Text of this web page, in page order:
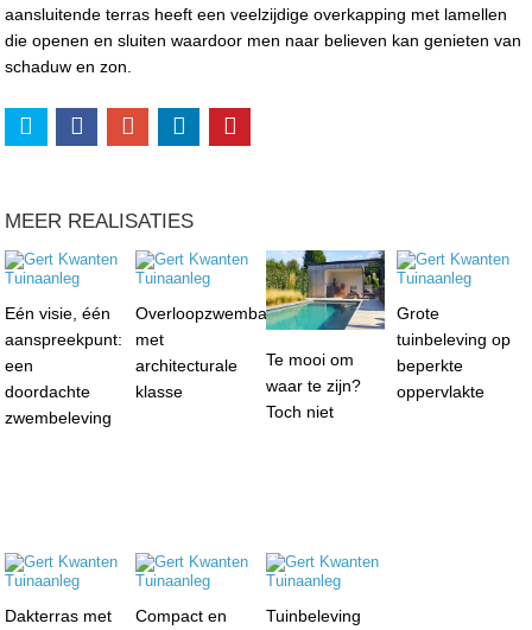
aansluitende terras heeft een veelzijdige overkapping met lamellen
die openen en sluiten waardoor men naar believen kan genieten van
schaduw en zon.
MEER REALISATIES
Eén visie, één
aanspreekpunt:
een
doordachte
zwembeleving
Overloopzwembad
met
architecturale
klasse
Te mooi om
waar te zijn?
Toch niet
Grote
tuinbeleving op
beperkte
oppervlakte
Dakterras met
Compact en
Tuinbeleving